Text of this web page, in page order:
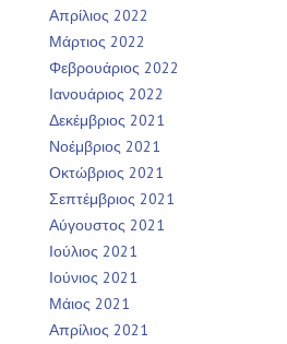
Απρίλιος 2022
Μάρτιος 2022
Φεβρουάριος 2022
Ιανουάριος 2022
Δεκέμβριος 2021
Νοέμβριος 2021
Οκτώβριος 2021
Σεπτέμβριος 2021
Αύγουστος 2021
Ιούλιος 2021
Ιούνιος 2021
Μάιος 2021
Απρίλιος 2021